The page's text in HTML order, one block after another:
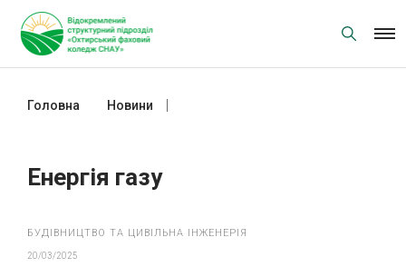
content
Головна Новини
Енергія газу
БУДІВНИЦТВО ТА ЦИВІЛЬНА ІНЖЕНЕРІЯ
20/03/2025